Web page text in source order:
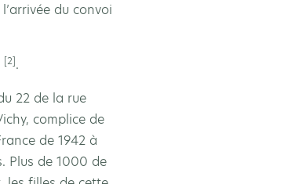
du convoi
[2].
22 de la rue
complice de
de 1942 à
Plus de 1000 de